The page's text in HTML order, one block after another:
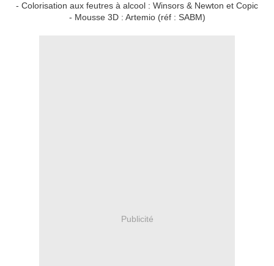
- Colorisation aux feutres à alcool : Winsors & Newton et Copic
- Mousse 3D : Artemio (réf : SABM)
Publicité